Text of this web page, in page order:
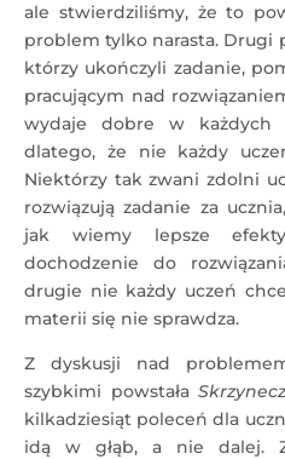
ale stwierdziliśmy, że to
problem tylko narasta. Drugi
którzy ukończyli zadanie,
pracującym nad
wydaje dobre w każdych
dlatego, że nie każdy
Niektórzy tak zwani zdolni
rozwiązują zadanie za
jak wiemy lepsze
dochodzenie do
drugie nie każdy uczeń
materii się nie sprawdza.
Z dyskusji nad
szybkimi powstała
kilkadziesiąt poleceń dla
idą w głąb, a nie dalej.